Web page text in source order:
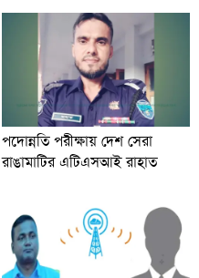
পদোন্নতি পরীক্ষায় দেশ সেরা
রাঙামাটির এটিএসআই রাহাত